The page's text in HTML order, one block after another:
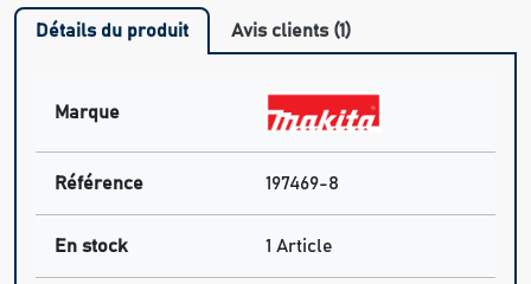
Détails du produit Avis clients (1)
Marque
Référence 197469-8
En stock 1 Article